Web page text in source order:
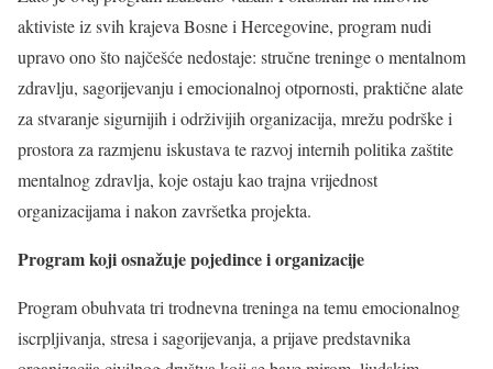
aktiviste iz svih krajeva Bosne i Hercegovine, program nudi
upravo ono što najčešće nedostaje: stručne treninge o mentalnom
zdravlju, sagorijevanju i emocionalnoj otpornosti, praktične alate
za stvaranje sigurnijih i održivijih organizacija, mrežu podrške i
prostora za razmjenu iskustava te razvoj internih politika zaštite
mentalnog zdravlja, koje ostaju kao trajna vrijednost
organizacijama i nakon završetka projekta.
Program koji osnažuje pojedince i organizacije
Program obuhvata tri trodnevna treninga na temu emocionalnog
iscrpljivanja, stresa i sagorijevanja, a prijave predstavnika